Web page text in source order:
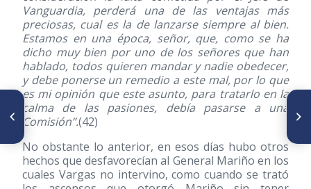
Vanguardia, perderá una de las ventajas más
preciosas, cual es la de lanzarse siempre al bien.
Estamos en una época, señor, que, como se ha
dicho muy bien por uno de los señores que han
hablado, todos quieren mandar y nadie obedecer,
y debe ponerse un remedio a este mal, por lo que
es mi opinión que este asunto, para tratarlo en la
calma de las pasiones, debía pasarse a una
Comisión”.(42)
No obstante lo anterior, en esos días hubo otros
hechos que desfavorecían al General Mariño en los
cuales Vargas no intervino, como cuando se trató
ARTÍCULO ANTERIOR
La fiebre amarilla y el Cazador
de Fiebres
Juicio Crítico al trabajo de
nacional en José María Vargas
constituyente. Separatismo,
integridad territorial y paz con
Nueva Granada, ejército,